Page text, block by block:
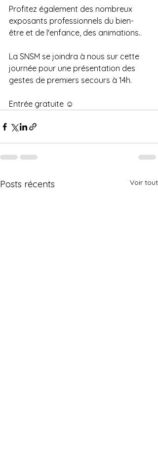
Profitez également des nombreux
exposants professionnels du bien-
être et de l'enfance, des animations..
La SNSM se joindra à nous sur cette
journée pour une présentation des
gestes de premiers secours à 14h.
Entrée gratuite ☺️
Posts récents Voir tout